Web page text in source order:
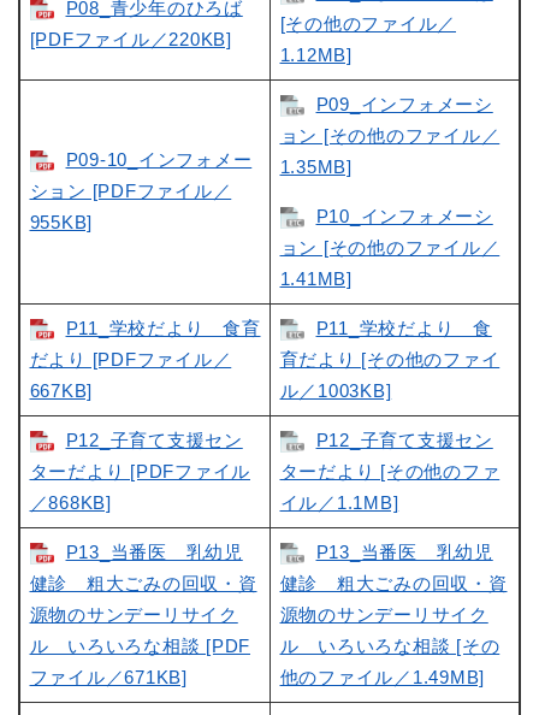
P08_青少年のひろば
[PDFファイル／220KB]
[その他のファイル／
1.12MB]
P09-10_インフォメー
ション [PDFファイル／
955KB]
P09_インフォメーシ
ョン [その他のファイル／
1.35MB]
P10_インフォメーシ
ョン [その他のファイル／
1.41MB]
P11_学校だより 食育
だより [PDFファイル／
667KB]
P11_学校だより 食
育だより [その他のファイ
ル／1003KB]
P12_子育て支援セン
ターだより [PDFファイル
／868KB]
P12_子育て支援セン
ターだより [その他のファ
イル／1.1MB]
P13_当番医 乳幼児
健診 粗大ごみの回収・資
源物のサンデーリサイク
ル いろいろな相談 [PDF
ファイル／671KB]
P13_当番医 乳幼児
健診 粗大ごみの回収・資
源物のサンデーリサイク
ル いろいろな相談 [その
他のファイル／1.49MB]